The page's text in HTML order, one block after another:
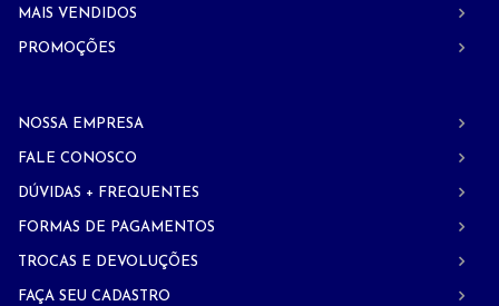
MAIS VENDIDOS
PROMOÇÕES
NOSSA EMPRESA
FALE CONOSCO
DÚVIDAS + FREQUENTES
FORMAS DE PAGAMENTOS
TROCAS E DEVOLUÇÕES
FAÇA SEU CADASTRO